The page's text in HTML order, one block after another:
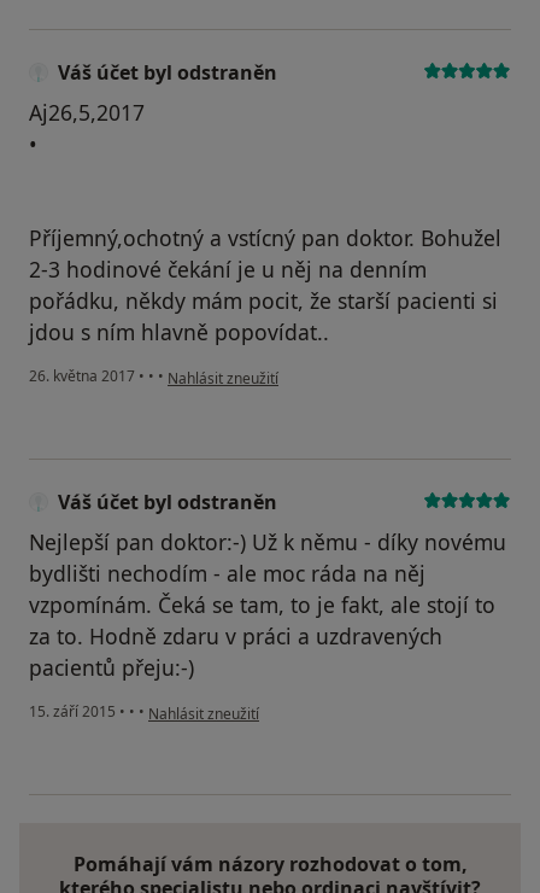
Váš účet byl odstraněn
Aj26,5,2017
•
Příjemný,ochotný a vstícný pan doktor. Bohužel
2-3 hodinové čekání je u něj na denním
pořádku, někdy mám pocit, že starší pacienti si
jdou s ním hlavně popovídat..
26. května 2017 • • • podle názoru uživatele Váš účet byl odstraněn
Nahlásit zneužití
Váš účet byl odstraněn
Nejlepší pan doktor:-) Už k němu - díky novému
bydlišti nechodím - ale moc ráda na něj
vzpomínám. Čeká se tam, to je fakt, ale stojí to
za to. Hodně zdaru v práci a uzdravených
pacientů přeju:-)
15. září 2015 • • • podle názoru uživatele Váš účet byl odstraněn
Nahlásit zneužití
Pomáhají vám názory rozhodovat o tom,